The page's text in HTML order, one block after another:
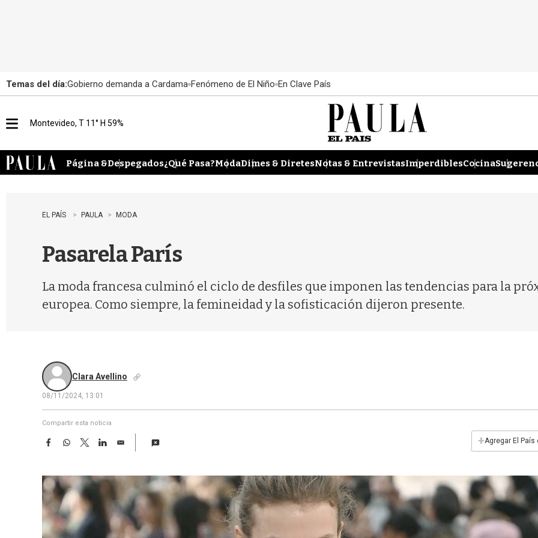
Temas del día:Gobierno demanda a Cardama Fenómeno de El Niño En Clave País
u
Montevideo, T 11° H 59%
Página &Despegados¿Qué Pasa?ModaDimes & DiretesNotas & EntrevistasImperdiblesCocina
EL PAÍS PAULA MODA
Pasarela París
La moda francesa culminó el ciclo de desfiles que imponen las tendencias para la
europea. Como siempre, la femineidad y la sofisticación dijeron presente.
Clara Avellino
08/11/2024, 13:01
Compartir esta noticia
F
e
b
o
o
k
W
t
s
A
p
p
T
w
t
t
e
L
k
d
n
E
i
+Agregar El País